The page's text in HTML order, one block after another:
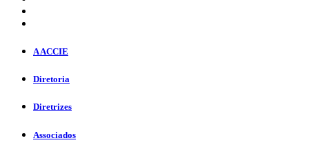
A ACCIE
Diretoria
Diretrizes
Associados